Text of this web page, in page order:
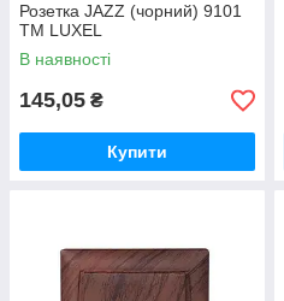
Розетка JAZZ (чорний) 9101
ТМ LUXEL
В наявності
145,05 ₴
Купити